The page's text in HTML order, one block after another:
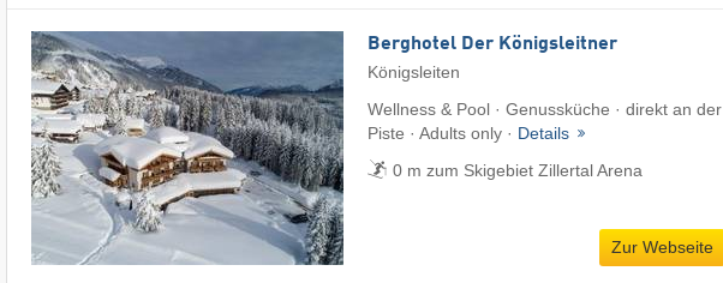
Berghotel Der Königsleitner
Königsleiten
Wellness & Pool · Genussküche · direkt an der
Piste · Adults only · Details
0 m zum Skigebiet Zillertal Arena
Zur Webseite